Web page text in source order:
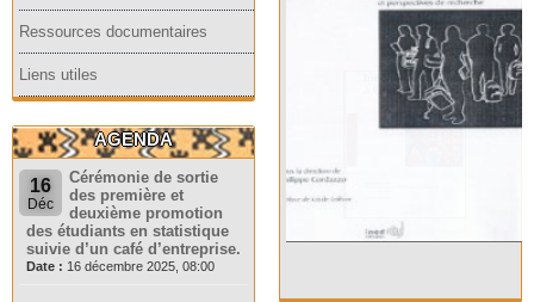
Ressources documentaires
Liens utiles
AGENDA
16
Déc
Cérémonie de sortie
des première et
deuxième promotion
des étudiants en statistique
suivie d’un café d’entreprise.
Date : 16 décembre 2025, 08:00